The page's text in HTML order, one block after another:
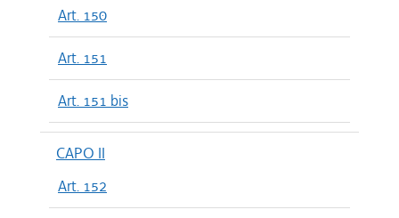
Art. 150
Art. 151
Art. 151 bis
CAPO II
Art. 152